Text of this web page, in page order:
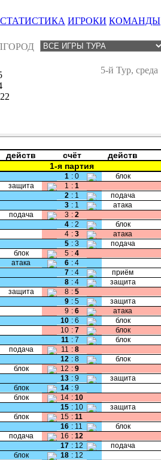
СТАТИСТИКА ИГРОКИ КОМАНДЫ
5-й Тур, среда
действ счёт действ
1-я партия
1 : 0 блок
защита 1 : 1
2 : 1 подача
3 : 1 атака
подача 3 : 2
4 : 2 блок
4 : 3 атака
5 : 3 подача
блок 5 : 4
атака 6 : 4
7 : 4 приём
8 : 4 защита
защита 8 : 5
9 : 5 защита
9 : 6 атака
10 : 6 блок
10 : 7 блок
11 : 7 блок
подача 11 : 8
12 : 8 блок
блок 12 : 9
13 : 9 защита
блок 14 : 9
блок 14 : 10
15 : 10 защита
блок 15 : 11
16 : 11 блок
подача 16 : 12
17 : 12 подача
блок 18 : 12